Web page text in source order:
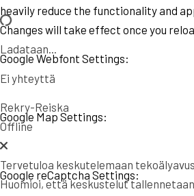
Ladataan...
Ei yhteyttä
Rekry-Reiska
Offline
Tervetuloa keskutelemaan
Huomioi, että keskustelut
heavily reduce the functionality and
Changes will take effect once you
Google Webfont Settings:
Google Map Settings:
Google reCaptcha Settings: